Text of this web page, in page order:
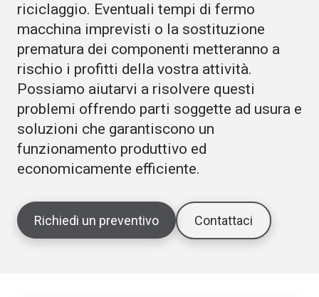
riciclaggio. Eventuali tempi di fermo
macchina imprevisti o la sostituzione
prematura dei componenti metteranno a
rischio i profitti della vostra attività.
Possiamo aiutarvi a risolvere questi
problemi offrendo parti soggette ad usura e
soluzioni che garantiscono un
funzionamento produttivo ed
economicamente efficiente.
Richiedi un preventivo Contattaci